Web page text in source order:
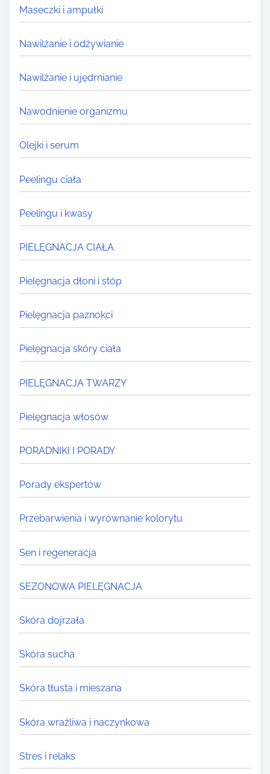
Maseczki i ampułki
Nawilżanie i odżywianie
Nawilżanie i ujędrnianie
Nawodnienie organizmu
Olejki i serum
Peelingu ciała
Peelingu i kwasy
PIELĘGNACJA CIAŁA
Pielęgnacja dłoni i stóp
Pielęgnacja paznokci
Pielęgnacja skóry ciała
PIELĘGNACJA TWARZY
Pielęgnacja włosów
PORADNIKI I PORADY
Porady ekspertów
Przebarwienia i wyrównanie kolorytu
Sen i regeneracja
SEZONOWA PIELĘGNACJA
Skóra dojrzała
Skóra sucha
Skóra tłusta i mieszana
Skóra wrażliwa i naczynkowa
Stres i relaks